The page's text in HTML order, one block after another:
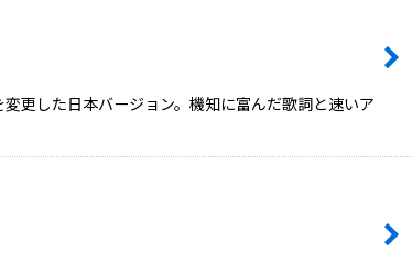
更した日本バージョン。機知に富んだ歌詞と速いア